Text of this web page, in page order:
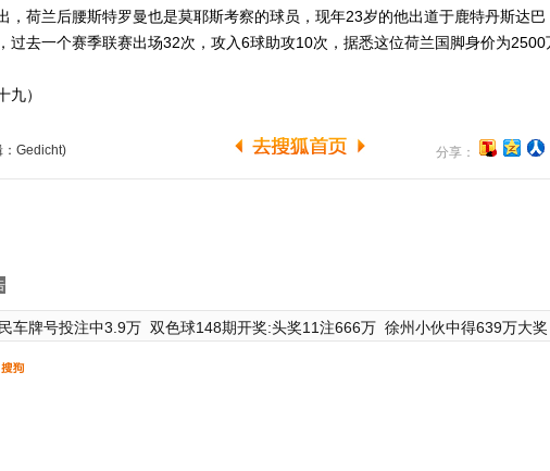
，荷兰后腰斯特罗曼也是莫耶斯考察的球员，现年23岁的他出道于鹿特丹斯达
过去一个赛季联赛出场32次，攻入6球助攻10次，据悉这位荷兰国脚身价为2500
）
：Gedicht) 分享：
车牌号投注中3.9万 双色球148期开奖:头奖11注666万 徐州小伙中得639万大奖